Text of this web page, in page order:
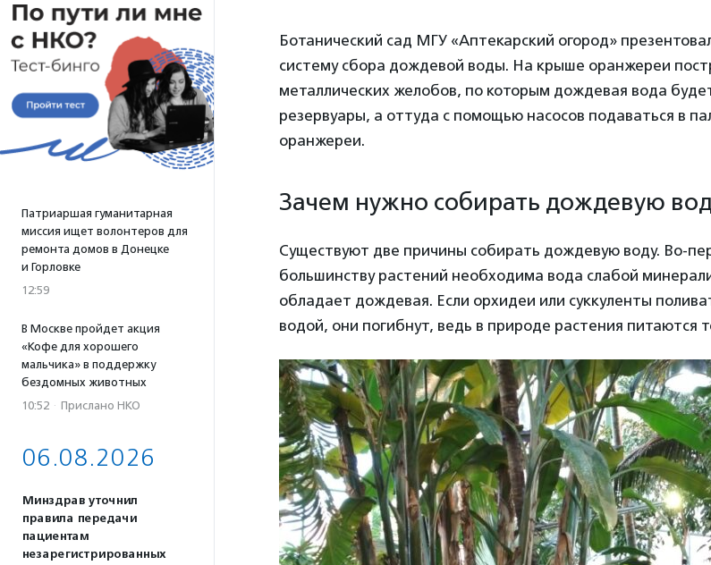
Патриаршая гуманитарная
миссия ищет волонтеров для
ремонта домов в Донецке
и Горловке
12:59
В Москве пройдет акция
«Кофе для хорошего
мальчика» в поддержку
бездомных животных
10:52 · Прислано НКО
06.08.2026
Минздрав уточнил
правила передачи
пациентам
незарегистрированных
Ботанический сад МГУ «Аптекарский огород»
систему сбора дождевой воды. На крыше оранжереи
металлических желобов, по которым дождевая вода
резервуары, а оттуда с помощью насосов подаваться в
оранжереи.
Зачем нужно собирать дождевую
Существуют две причины собирать дождевую воду. Во-
большинству растений необходима вода слабой
обладает дождевая. Если орхидеи или суккуленты
водой, они погибнут, ведь в природе растения питаются